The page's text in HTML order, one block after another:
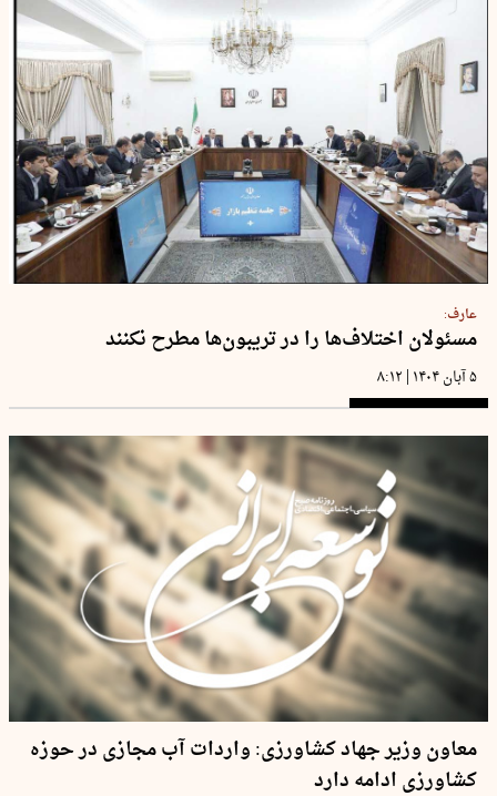
عارف:
مسئولان اختلاف‌ها را در تریبون‌ها مطرح نکنند
۵ آبان ۱۴۰۴ | ۸:۱۲
معاون وزیر جهاد کشاورزی: واردات آب مجازی در حوزه
کشاورزی ادامه دارد